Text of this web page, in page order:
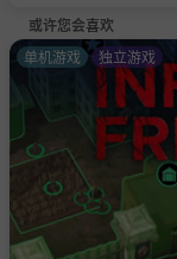
或许您会喜欢
单机游戏 独立游戏